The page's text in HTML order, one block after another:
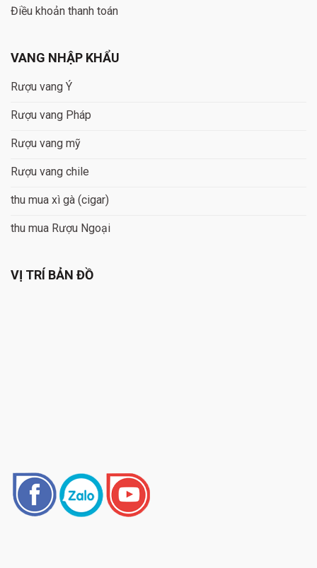
Điều khoản thanh toán
VANG NHẬP KHẨU
Rượu vang Ý
Rượu vang Pháp
Rượu vang mỹ
Rượu vang chile
thu mua xì gà (cigar)
thu mua Rượu Ngoại
VỊ TRÍ BẢN ĐỒ